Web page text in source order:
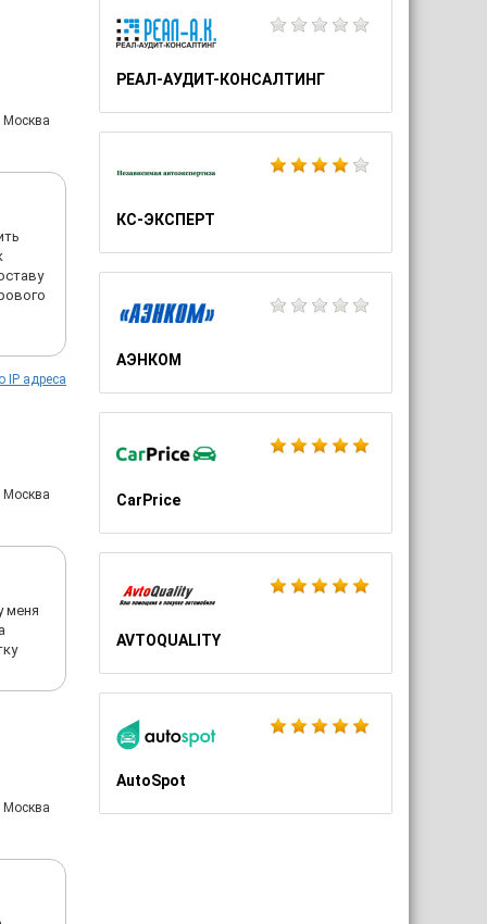
РЕАЛ-АУДИТ-КОНСАЛТИНГ
КС-ЭКСПЕРТ
АЭНКОМ
CarPrice
AVTOQUALITY
AutoSpot
Москва
IP адреса
Москва
меня
Москва